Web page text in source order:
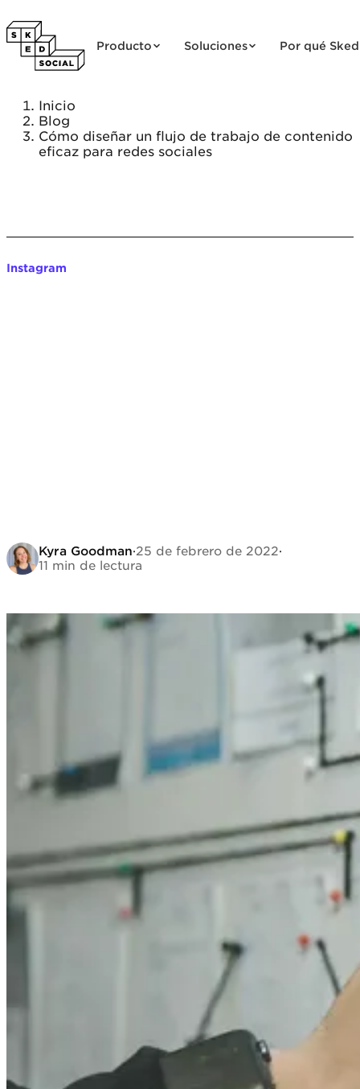
Producto Soluciones Por qué Sked
Inicio
Blog
Cómo diseñar un flujo de trabajo de contenido
eficaz para redes sociales
Instagram
Kyra Goodman·25 de febrero de 2022·
11 min de lectura